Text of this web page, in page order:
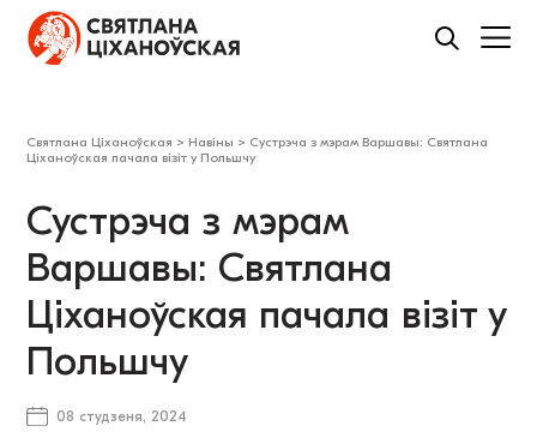
Святлана Ціханоўская > Навіны > Сустрэча з мэрам Варшавы: Святлана
Ціханоўская пачала візіт у Польшчу
Сустрэча з мэрам
Варшавы: Святлана
Ціханоўская пачала візіт у
Польшчу
08 студзеня, 2024